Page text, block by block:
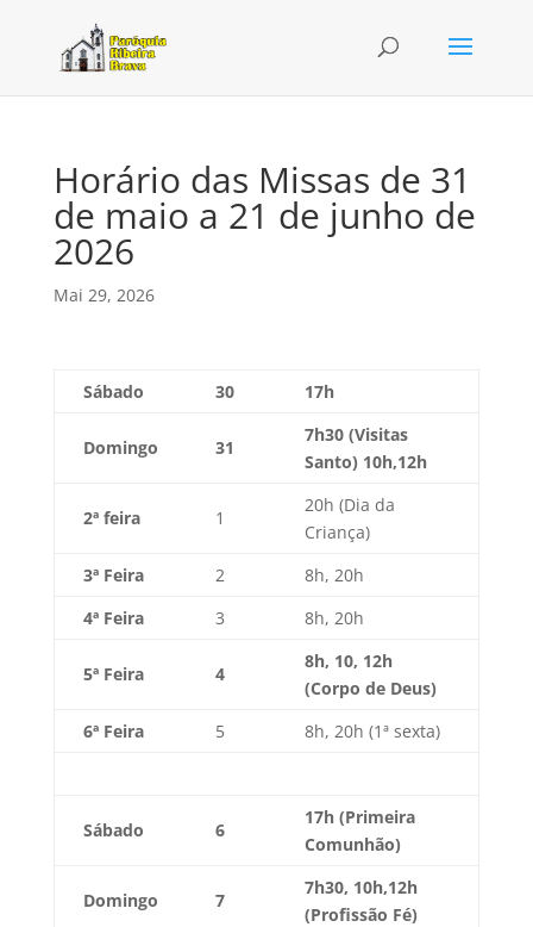
Horário das Missas de 31
de maio a 21 de junho de
2026
Mai 29, 2026
Sábado 30 17h
Domingo 31
7h30 (Visitas
Santo) 10h,12h
2ª feira 1
20h (Dia da
Criança)
3ª Feira
2
8h, 20h
4ª Feira
3 8h, 20h
5ª Feira 4
8h, 10, 12h
(Corpo de Deus)
6ª Feira
5 8h, 20h (1ª sexta)
Sábado 6
17h (Primeira
Comunhão)
Domingo 7
7h30, 10h,12h
(Profissão Fé)